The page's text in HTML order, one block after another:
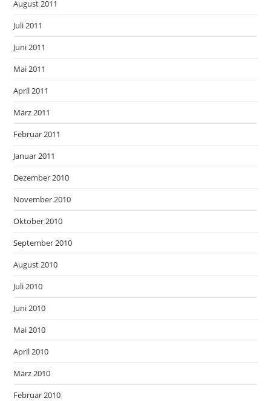
August 2011
Juli 2011
Juni 2011
Mai 2011
April 2011
März 2011
Februar 2011
Januar 2011
Dezember 2010
November 2010
Oktober 2010
September 2010
August 2010
Juli 2010
Juni 2010
Mai 2010
April 2010
März 2010
Februar 2010